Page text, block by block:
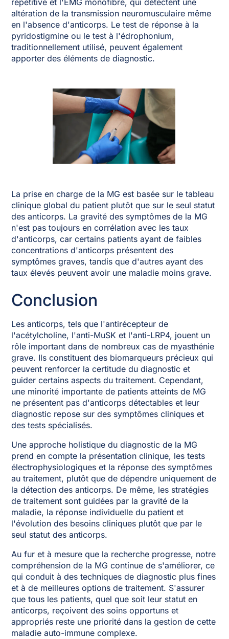
répétitive et l'EMG monofibre, qui détectent une
altération de la transmission neuromusculaire même
en l'absence d'anticorps. Le test de réponse à la
pyridostigmine ou le test à l'édrophonium,
traditionnellement utilisé, peuvent également
apporter des éléments de diagnostic.
La prise en charge de la MG est basée sur le tableau
clinique global du patient plutôt que sur le seul statut
des anticorps. La gravité des symptômes de la MG
n'est pas toujours en corrélation avec les taux
d'anticorps, car certains patients ayant de faibles
concentrations d'anticorps présentent des
symptômes graves, tandis que d'autres ayant des
taux élevés peuvent avoir une maladie moins grave.
Conclusion
Les anticorps, tels que l'antirécepteur de
l'acétylcholine, l'anti-MuSK et l'anti-LRP4, jouent un
rôle important dans de nombreux cas de myasthénie
grave. Ils constituent des biomarqueurs précieux qui
peuvent renforcer la certitude du diagnostic et
guider certains aspects du traitement. Cependant,
une minorité importante de patients atteints de MG
ne présentent pas d'anticorps détectables et leur
diagnostic repose sur des symptômes cliniques et
des tests spécialisés.
Une approche holistique du diagnostic de la MG
prend en compte la présentation clinique, les tests
électrophysiologiques et la réponse des symptômes
au traitement, plutôt que de dépendre uniquement de
la détection des anticorps. De même, les stratégies
de traitement sont guidées par la gravité de la
maladie, la réponse individuelle du patient et
l'évolution des besoins cliniques plutôt que par le
seul statut des anticorps.
Au fur et à mesure que la recherche progresse, notre
compréhension de la MG continue de s'améliorer, ce
qui conduit à des techniques de diagnostic plus fines
et à de meilleures options de traitement. S'assurer
que tous les patients, quel que soit leur statut en
anticorps, reçoivent des soins opportuns et
appropriés reste une priorité dans la gestion de cette
maladie auto-immune complexe.